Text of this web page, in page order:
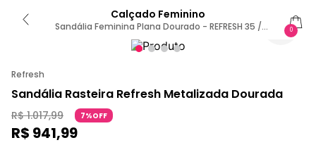
Calçado Feminino
Sandália Feminina Plana Dourado - REFRESH 35 /
Dourado
0
Refresh
Sandália Rasteira Refresh Metalizada Dourada
R$ 1.017,99 7%OFF
R$ 941,99